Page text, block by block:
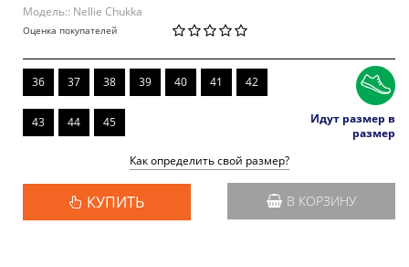
Модель:: Nellie Chukka
Оценка покупателей
36 37 38 39 40 41 42
43 44 45
Идут размер в
размер
Как определить свой размер?
КУПИТЬ В КОРЗИНУ